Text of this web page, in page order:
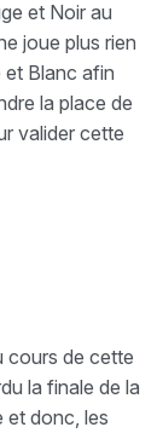
et Noir au
joue plus rien
Blanc afin
la place de
valider cette
cours de cette
la finale de la
et donc, les